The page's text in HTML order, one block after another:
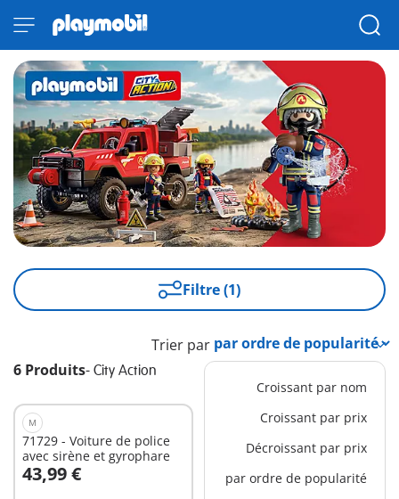
Filtre (1)
6 Produits- City Action
Trier par
Croissant par nom
Croissant par prix
Décroissant par prix
par ordre de popularité
M
71729 - Voiture de police
avec sirène et gyrophare
43,99 €
Au panier
72029 - Policier et radar
vitesse Spécial +
4,99 €
Au panier